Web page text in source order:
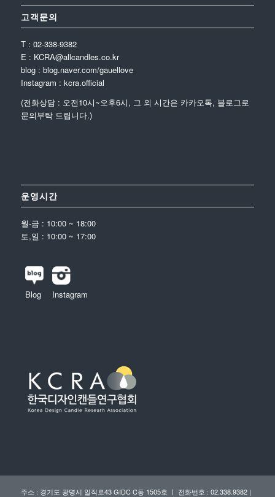
고객문의
T : 02-338-9382
E : KCRA@allcandles.co.kr
blog : blog.naver.com/gauellove
Instagram : kcra.official
(전화상담 : 오전10시~오후6시, 그 외 시간은 카카오톡, 블로그로
문의부탁 드립니다.)
운영시간
월-금 : 10:00 ~ 18:00
토,일 : 10:00 ~ 17:00
Blog Instagram
주소 : 경기도 광명시 일직로43 GIDC C동 1505호 ㅣ 전화번호 : 02.338.9382 |